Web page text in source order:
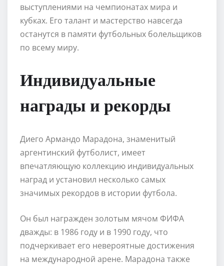
выступлениями на чемпионатах мира и
кубках. Его талант и мастерство навсегда
останутся в памяти футбольных болельщиков
по всему миру.
Индивидуальные
награды и рекорды
Диего Армандо Марадона, знаменитый
аргентинский футболист, имеет
впечатляющую коллекцию индивидуальных
наград и установил несколько самых
значимых рекордов в истории футбола.
Он был награжден золотым мячом ФИФА
дважды: в 1986 году и в 1990 году, что
подчеркивает его невероятные достижения
на международной арене. Марадона также